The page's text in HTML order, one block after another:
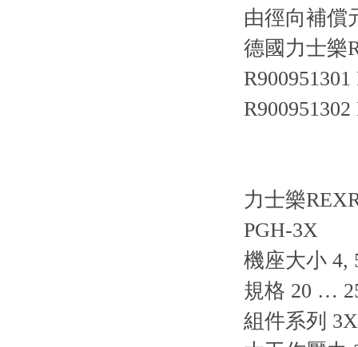
由徑向補償
德國力士樂
力士樂
PGH-3X
機座大小 4,
規格 20 …
組件系列 3X